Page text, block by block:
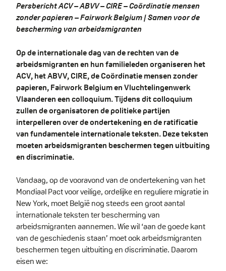
Persbericht ACV – ABVV – CIRE – Coördinatie mensen
zonder papieren – Fairwork Belgium | Samen voor de
bescherming van arbeidsmigranten
Op de internationale dag van de rechten van de
arbeidsmigranten en hun familieleden organiseren het
ACV, het ABVV, CIRE, de Coördinatie mensen zonder
papieren, Fairwork Belgium en Vluchtelingenwerk
Vlaanderen een colloquium. Tijdens dit colloquium
zullen de organisatoren de politieke partijen
interpelleren over de ondertekening en de ratificatie
van fundamentele internationale teksten. Deze teksten
moeten arbeidsmigranten beschermen tegen uitbuiting
en discriminatie.
Vandaag, op de vooravond van de ondertekening van het
Mondiaal Pact voor veilige, ordelijke en reguliere migratie in
New York, moet België nog steeds een groot aantal
internationale teksten ter bescherming van
arbeidsmigranten aannemen. Wie wil ‘aan de goede kant
van de geschiedenis staan’ moet ook arbeidsmigranten
beschermen tegen uitbuiting en discriminatie. Daarom
eisen we: